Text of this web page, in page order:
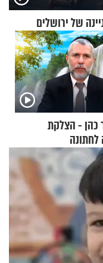
של ירושלים
כהן - הצלקת
לחתונה